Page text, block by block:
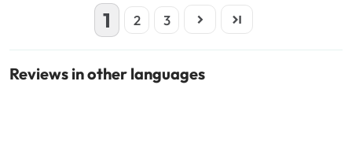
1 2 3
Reviews in other languages